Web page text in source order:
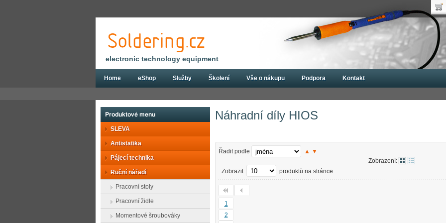
Náhradní díly HIOS
Řadit podle ▲ ▼
Zobrazení:
Zobrazit
produktů na stránce
1
2
Produktové menu
SLEVA
Antistatika
Pájecí technika
Ruční nářadí
Pracovní stoly
Pracovní židle
Momentové šroubováky
electronic technology equipment
Home eShop Služby Školení Vše o nákupu Podpora Kontakt